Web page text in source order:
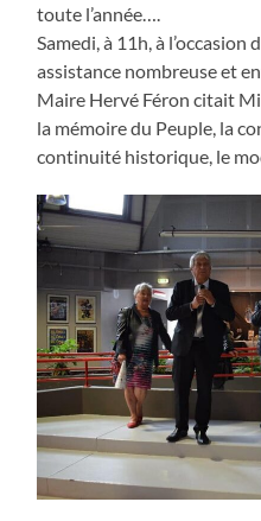
toute l’année….
Samedi, à 11h, à
assistance nombreuse et
Maire Hervé Féron citait
la mémoire du Peuple, la
continuité historique, le